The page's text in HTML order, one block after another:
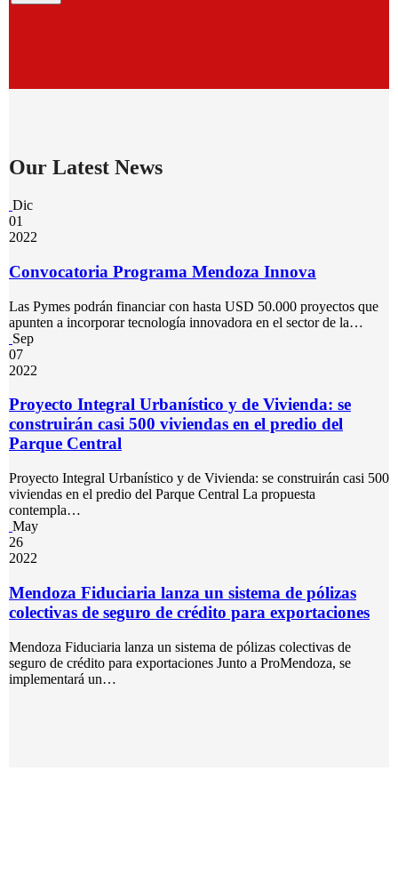
Our Latest News
Dic
01
2022
Convocatoria Programa Mendoza Innova
Las Pymes podrán financiar con hasta USD 50.000 proyectos que
apunten a incorporar tecnología innovadora en el sector de la…
Sep
07
2022
Proyecto Integral Urbanístico y de Vivienda: se
construirán casi 500 viviendas en el predio del
Parque Central
Proyecto Integral Urbanístico y de Vivienda: se construirán casi 500
viviendas en el predio del Parque Central La propuesta
contempla…
May
26
2022
Mendoza Fiduciaria lanza un sistema de pólizas
colectivas de seguro de crédito para exportaciones
Mendoza Fiduciaria lanza un sistema de pólizas colectivas de
seguro de crédito para exportaciones Junto a ProMendoza, se
implementará un…